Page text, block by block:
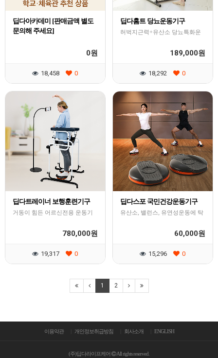
딥다아카데미 [판매금액 별도
문의해 주세요]
0원
18,458 0
딥다홈트 당뇨운동기구
허벅지근력+유산소 당뇨특화운
189,000원
18,292 0
딥다트레이너 보행훈련기구
거동이 힘든 어르신전용 운동기
780,000원
19,317 0
딥다스포 국민건강운동기구
유산소, 밸런스, 유연성운동에 탁
60,000원
15,296 0
1 2
이용약관 개인정보취급방침 회사소개 ENGLISH
(주)딥다라이프케어 All rights reserved.